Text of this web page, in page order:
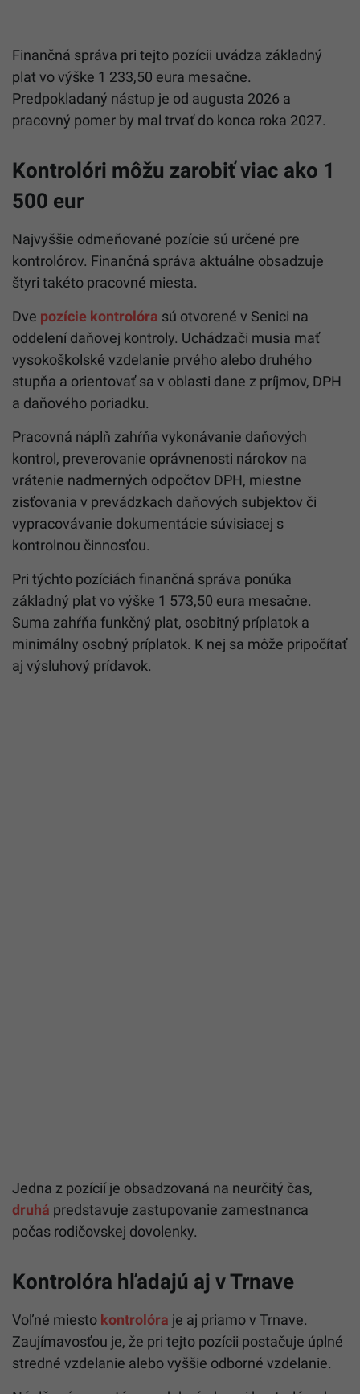
Finančná správa pri tejto pozícii uvádza základný
plat vo výške 1 233,50 eura mesačne.
Predpokladaný nástup je od augusta 2026 a
pracovný pomer by mal trvať do konca roka 2027.
Kontrolóri môžu zarobiť viac ako 1
500 eur
Najvyššie odmeňované pozície sú určené pre
kontrolórov. Finančná správa aktuálne obsadzuje
štyri takéto pracovné miesta.
Dve pozície kontrolóra sú otvorené v Senici na
oddelení daňovej kontroly. Uchádzači musia mať
vysokoškolské vzdelanie prvého alebo druhého
stupňa a orientovať sa v oblasti dane z príjmov, DPH
a daňového poriadku.
Pracovná náplň zahŕňa vykonávanie daňových
kontrol, preverovanie oprávnenosti nárokov na
vrátenie nadmerných odpočtov DPH, miestne
zisťovania v prevádzkach daňových subjektov či
vypracovávanie dokumentácie súvisiacej s
kontrolnou činnosťou.
Pri týchto pozíciách finančná správa ponúka
základný plat vo výške 1 573,50 eura mesačne.
Suma zahŕňa funkčný plat, osobitný príplatok a
minimálny osobný príplatok. K nej sa môže pripočítať
aj výsluhový prídavok.
Jedna z pozícií je obsadzovaná na neurčitý čas,
druhá predstavuje zastupovanie zamestnanca
počas rodičovskej dovolenky.
Kontrolóra hľadajú aj v Trnave
Voľné miesto kontrolóra je aj priamo v Trnave.
Zaujímavosťou je, že pri tejto pozícii postačuje úplné
stredné vzdelanie alebo vyššie odborné vzdelanie.